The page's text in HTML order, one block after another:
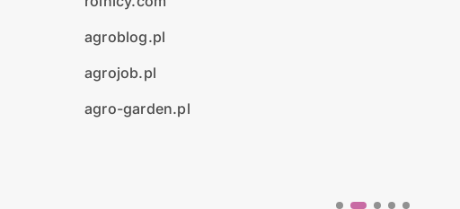
agroblog.pl
agrojob.pl
agro-garden.pl